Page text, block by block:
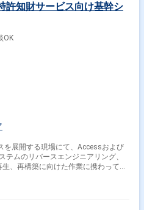
許知財サービス向け基幹シ
OK
を展開する現場にて、Accessおよび
テムのリバースエンジニアリング、
、再構築に向けた作業に携わってい
テムのソースコード、データ構造の